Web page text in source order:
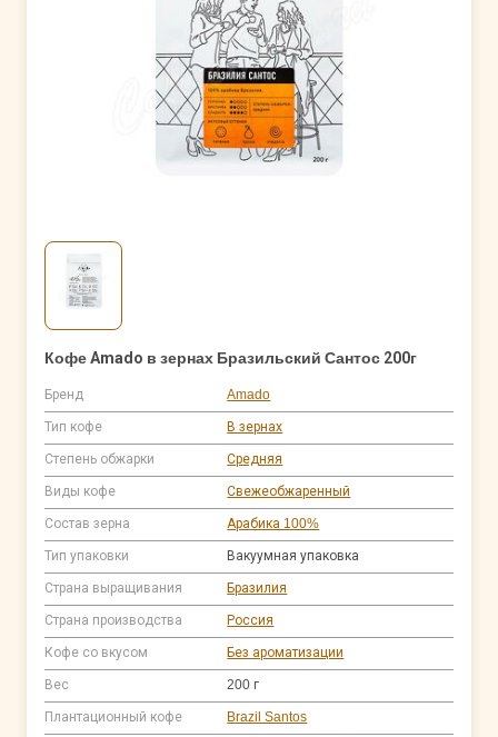
Кофе Amado в зернах Бразильский Сантос 200г
Бренд Amado
Тип кофе В зернах
Степень обжарки Средняя
Виды кофе Свежеобжаренный
Состав зерна Арабика 100%
Тип упаковки Вакуумная упаковка
Страна выращивания Бразилия
Страна производства Россия
Кофе со вкусом Без ароматизации
Вес 200 г
Плантационный кофе Brazil Santos